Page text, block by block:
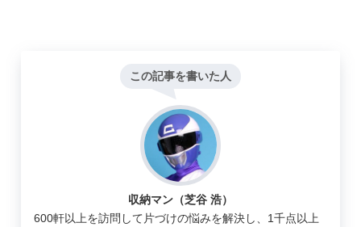
この記事を書いた人
収納マン（芝谷 浩）
600軒以上を訪問して片づけの悩みを解決し、1千点以上